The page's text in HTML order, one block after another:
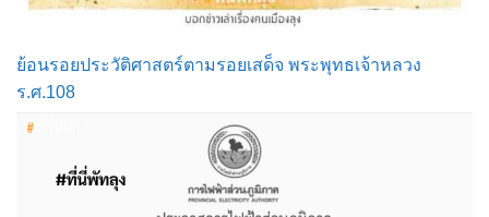
ย้อนรอยประวัติศาสตร์ตามรอยเสด็จ พระพุทธเจ้าหลวง
ร.ศ.108